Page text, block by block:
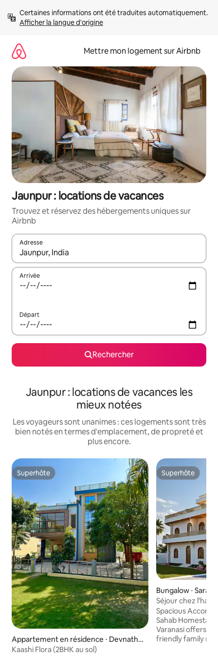
directement
Afficher la langue d'origine
Mettre mon logement sur Airbnb
Jaunpur : locations de vacances
Trouvez et réservez des hébergements uniques sur
Airbnb
Adresse
Lorsque les résultats s'affichent, utilisez les flèches vers le
Arrivée
Départ
Rechercher
Jaunpur : locations de vacances les
mieux notées
Les voyageurs sont unanimes : ces logements sont très
bien notés en termes d'emplacement, de propreté et
plus encore.
Superhôte
Superhôte
Appartement en résidence ⋅ Devnathp
ur
Kaashi Flora (2BHK au sol)
Superhôte
Superhôte
Bungalow ⋅
Séjour chez
Spacious
Sahab Homestay
Varanasi offers
friendly family